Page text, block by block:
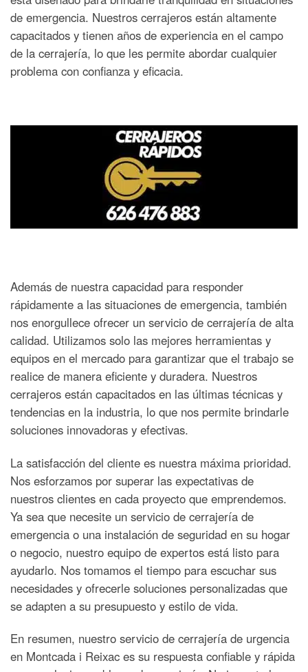
de emergencia. Nuestros cerrajeros están altamente
capacitados y tienen años de experiencia en el campo
de la cerrajería, lo que les permite abordar cualquier
problema con confianza y eficacia.
Además de nuestra capacidad para responder
rápidamente a las situaciones de emergencia, también
nos enorgullece ofrecer un servicio de cerrajería de alta
calidad. Utilizamos solo las mejores herramientas y
equipos en el mercado para garantizar que el trabajo se
realice de manera eficiente y duradera. Nuestros
cerrajeros están capacitados en las últimas técnicas y
tendencias en la industria, lo que nos permite brindarle
soluciones innovadoras y efectivas.
La satisfacción del cliente es nuestra máxima prioridad.
Nos esforzamos por superar las expectativas de
nuestros clientes en cada proyecto que emprendemos.
Ya sea que necesite un servicio de cerrajería de
emergencia o una instalación de seguridad en su hogar
o negocio, nuestro equipo de expertos está listo para
ayudarlo. Nos tomamos el tiempo para escuchar sus
necesidades y ofrecerle soluciones personalizadas que
se adapten a su presupuesto y estilo de vida.
En resumen, nuestro servicio de cerrajería de urgencia
en Montcada i Reixac es su respuesta confiable y rápida